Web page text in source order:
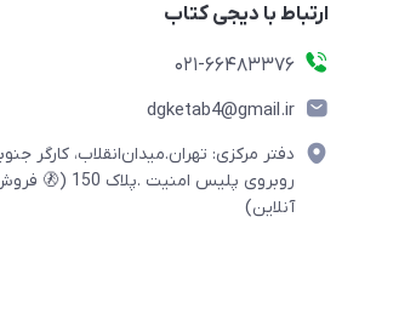
ارتباط با دیجی کتاب
021-66483376
dgketab4@gmail.ir
دفتر مرکزی: تهران.میدان‌انقلاب، کارگر
روبروی پلیس
آنلاین)